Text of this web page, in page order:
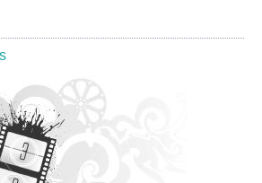
normatív határozatok
támogatások